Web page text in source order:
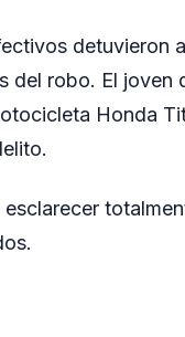
detuvieron a
del robo. El joven
Honda